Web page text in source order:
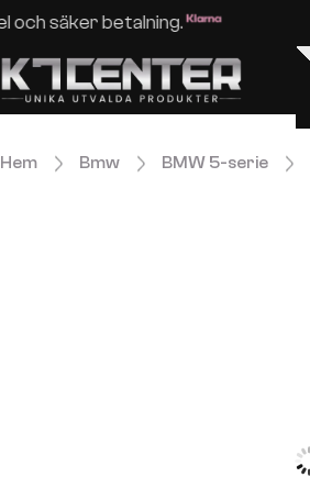
Enkel och säker betalning.
Hem Bmw BMW 5-serie